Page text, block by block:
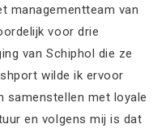
managementteam van
voor drie
van Schiphol die ze
wilde ik ervoor
samenstellen met loyale
en volgens mij is dat